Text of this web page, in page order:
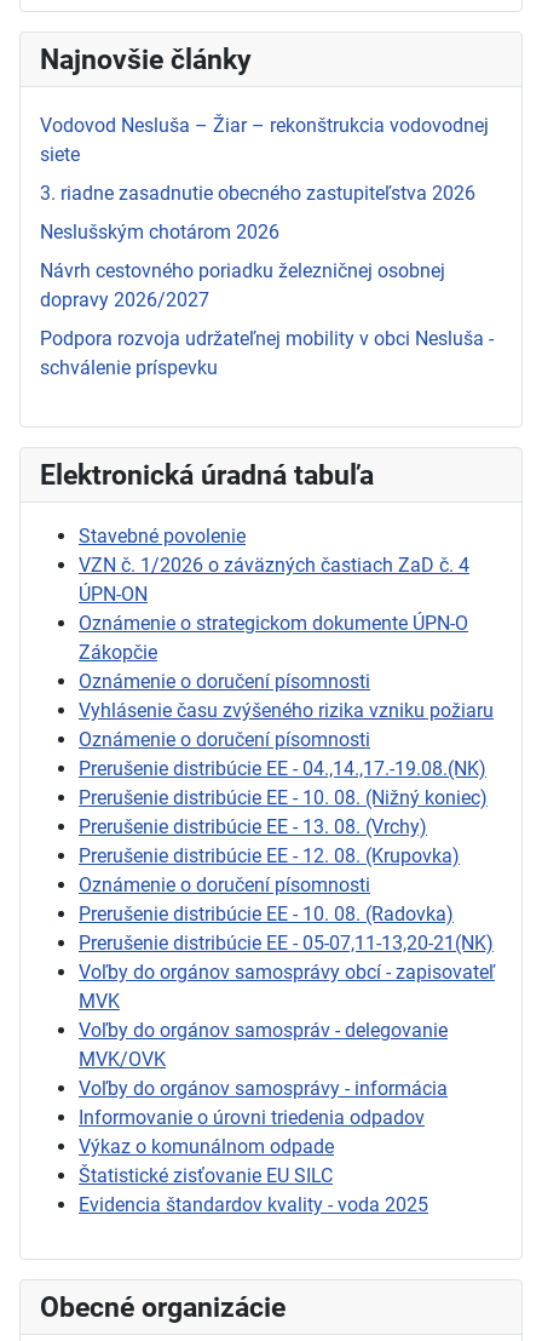
Najnovšie články
Vodovod Nesluša – Žiar – rekonštrukcia vodovodnej
siete
3. riadne zasadnutie obecného zastupiteľstva 2026
Neslušským chotárom 2026
Návrh cestovného poriadku železničnej osobnej
dopravy 2026/2027
Podpora rozvoja udržateľnej mobility v obci Nesluša -
schválenie príspevku
Elektronická úradná tabuľa
Stavebné povolenie
VZN č. 1/2026 o záväzných častiach ZaD č. 4
ÚPN-ON
Oznámenie o strategickom dokumente ÚPN-O
Zákopčie
Oznámenie o doručení písomnosti
Vyhlásenie času zvýšeného rizika vzniku požiaru
Oznámenie o doručení písomnosti
Prerušenie distribúcie EE - 04.,14.,17.-19.08.(NK)
Prerušenie distribúcie EE - 10. 08. (Nižný koniec)
Prerušenie distribúcie EE - 13. 08. (Vrchy)
Prerušenie distribúcie EE - 12. 08. (Krupovka)
Oznámenie o doručení písomnosti
Prerušenie distribúcie EE - 10. 08. (Radovka)
Prerušenie distribúcie EE - 05-07,11-13,20-21(NK)
Voľby do orgánov samosprávy obcí - zapisovateľ
MVK
Voľby do orgánov samospráv - delegovanie
MVK/OVK
Voľby do orgánov samosprávy - informácia
Informovanie o úrovni triedenia odpadov
Výkaz o komunálnom odpade
Štatistické zisťovanie EU SILC
Evidencia štandardov kvality - voda 2025
Obecné organizácie